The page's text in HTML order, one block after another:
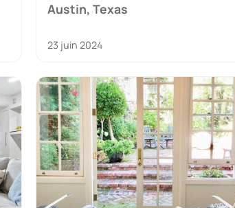
Austin, Texas
23 juin 2024